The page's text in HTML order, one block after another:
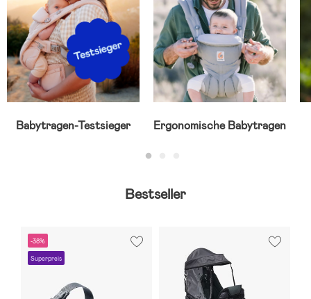
Babytragen-Testsieger Ergonomische Babytragen
Bestseller
-38%
Superpreis